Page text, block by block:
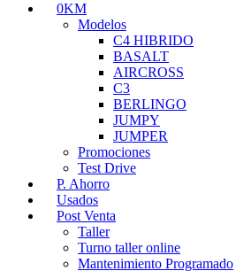
0KM
Modelos
C4 HIBRIDO
BASALT
AIRCROSS
C3
BERLINGO
JUMPY
JUMPER
Promociones
Test Drive
P. Ahorro
Usados
Post Venta
Taller
Turno taller online
Mantenimiento Programado